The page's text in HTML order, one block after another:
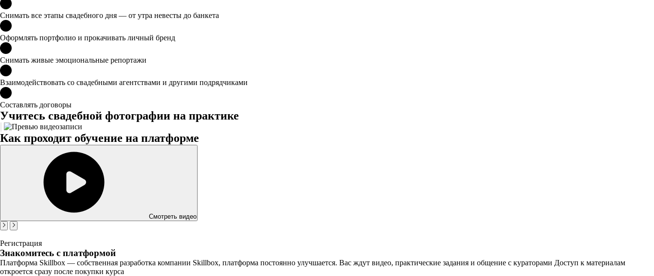
Снимать все этапы свадебного дня — от утра невесты до банкета
Оформлять портфолио и прокачивать личный бренд
Снимать живые эмоциональные репортажи
Взаимодействовать со свадебными агентствами и другими подрядчиками
Составлять договоры
Учитесь свадебной фотографии на практике
Как проходит обучение на платформе
Смотреть видео
Регистрация
Знакомитесь с платформой
Платформа Skillbox — собственная разработка компании Skillbox, платформа постоянно улучшается. Вас ждут видео, практические задания и общение с кураторами Доступ к материалам
откроется сразу после покупки курса